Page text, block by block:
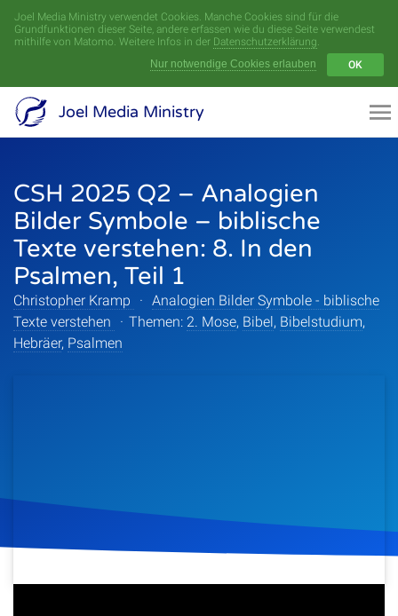
Joel Media Ministry verwendet Cookies. Manche Cookies sind für die
Grundfunktionen dieser Seite, andere erfassen wie du diese Seite verwendest
mithilfe von Matomo. Weitere Infos in der Datenschutzerklärung.
Nur notwendige Cookies erlauben
OK
Joel Media Ministry
CSH 2025 Q2 – Analogien
Bilder Symbole – biblische
Texte verstehen: 8. In den
Psalmen, Teil 1
Christopher Kramp · Analogien Bilder Symbole - biblische
Texte verstehen
· Themen: 2. Mose, Bibel, Bibelstudium,
Hebräer, Psalmen
Menü
Videoarchiv
Serien
Sprecher
Studienzentrum